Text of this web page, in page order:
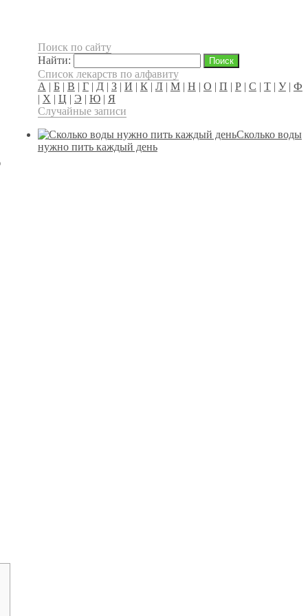
Поиск по сайту
Найти:
Список лекарств по алфавиту
А | Б| В | Г| Д| З| И | К | Л| М| Н | О | П | Р| С | Т| У| Ф
| Х | Ц | Э | Ю| Я
Случайные записи
Сколько воды
нужно пить каждый день